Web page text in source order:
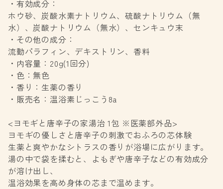
・有効成分：
ホウ砂、炭酸水素ナトリウム、硫酸ナトリウム（無
水）、炭酸ナトリウム（無水）、センキュウ末
・その他の成分：
流動パラフィン、デキストリン、香料
・内容量：20g(1回分)
・色：無色
・香り：生薬の香り
・販売名：温浴素じっこう8a
<ヨモギと唐辛子の家湯治 1包 ※医薬部外品>
ヨモギの優しさと唐辛子の刺激でおふろの芯体験
生薬と爽やかなシトラスの香りが浴場に広がります。
湯の中で袋を揉むと、よもぎや唐辛子などの有効成分
が溶け出し、
温浴効果を高め身体の芯まで温めます。